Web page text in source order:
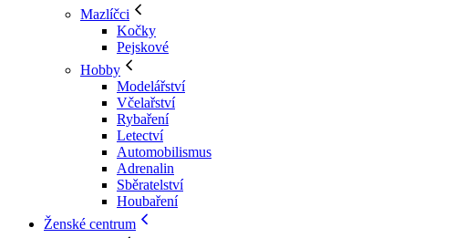
Mazlíčci
Kočky
Pejskové
Hobby
Modelářství
Včelařství
Rybaření
Letectví
Automobilismus
Adrenalin
Sběratelství
Houbaření
Ženské centrum